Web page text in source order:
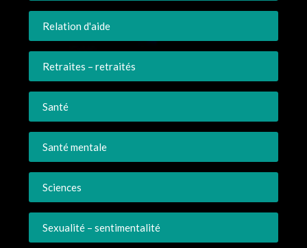
Relation d'aide
Retraites – retraités
Santé
Santé mentale
Sciences
Sexualité – sentimentalité